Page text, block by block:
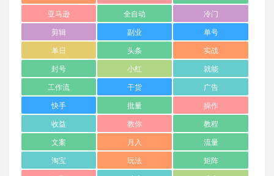
亚马逊 全自动 冷门
剪辑 副业 单号
单日 头条 实战
封号 小红 就能
工作流 干货 广告
快手 批量 操作
收益 教你 教程
文案 月入 流量
淘宝 玩法 矩阵